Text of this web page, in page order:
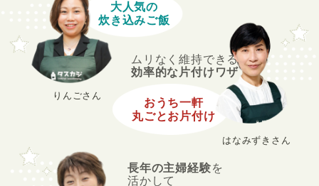
長年の主婦経験を
活かして
りんごさん
大人気の
炊き込みご飯
はなみずきさん
ムリなく維持できる
効率的な片付けワザ
おうち一軒
丸ごとお片付け